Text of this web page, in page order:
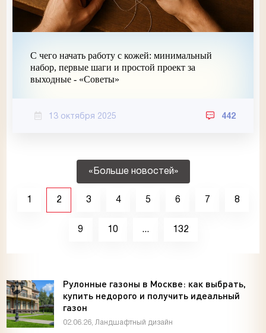
С чего начать работу с кожей: минимальный
набор, первые шаги и простой проект за
выходные - «Советы»
13 октября 2025 442
«Больше новостей»
1 2 3 4 5 6 7 8
9 10 ... 132
Рулонные газоны в Москве: как выбрать,
купить недорого и получить идеальный
газон
02.06.26, Ландшафтный дизайн